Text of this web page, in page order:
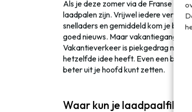
Als je deze zomer via de Franse
laadpalen zijn. Vrijwel iedere
snelladers en gemiddeld kom je
goed nieuws. Maar vakantiegangers
Vakantieverkeer is piekgedrag met
hetzelfde idee heeft. Even een
beter uit je hoofd kunt zetten.
Waar kun je laadpaalfiles